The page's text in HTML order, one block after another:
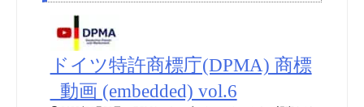
ドイツ特許商標庁(DPMA) 商標
_動画 (embedded) vol.6